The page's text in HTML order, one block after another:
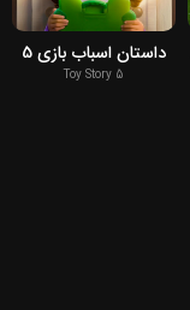
2026
داستان اسباب بازی 5
Toy Story 5